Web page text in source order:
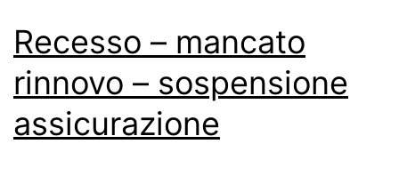
Recesso – mancato
rinnovo – sospensione
assicurazione